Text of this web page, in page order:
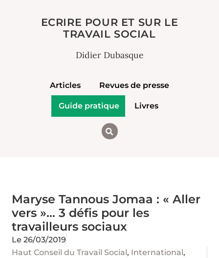
ECRIRE POUR ET SUR LE
TRAVAIL SOCIAL
Didier Dubasque
Articles Revues de presse
Guide pratique Livres
Maryse Tannous Jomaa : « Aller
vers »… 3 défis pour les
travailleurs sociaux
Le 26/03/2019
Haut Conseil du Travail Social, International,